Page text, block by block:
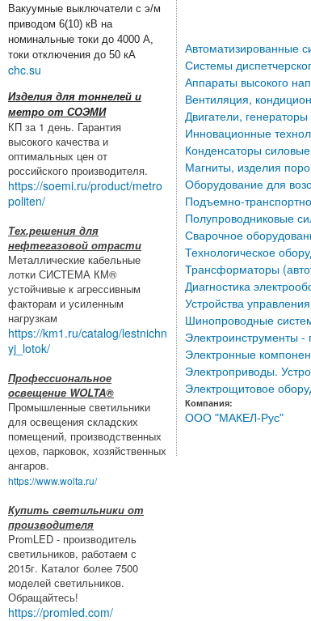
Вакуумные выключатели с э/м
приводом 6(10) кВ на
номинальные токи до 4000 А,
токи отключения до 50 кА
chc.su
Изделия для тоннелей и
метро от СОЭМИ
КП за 1 день. Гарантия
высокого качества и
оптимальных цен от
российского производителя.
https://soemi.ru/product/metro
politen/
Тех.решения для
нефтегазовой отрасти
Металлические кабельные
лотки СИСТЕМА КМ®
устойчивые к агрессивным
факторам и усиленным
нагрузкам
https://km1.ru/catalog/lestnichn
yj_lotok/
Профессиональное
освещение WOLTA®
Промышленные светильники
для освещения складских
помещений, производственных
цехов, парковок, хозяйственных
ангаров.
https://www.wolta.ru/
Купить светильники от
производителя
PromLED - производитель
светильников, работаем с
2015г. Каталог более 7500
моделей светильников.
Обращайтесь!
https://promled.com/
Автоматизированные
Системы
Аппараты высокого
Вентиляция,
Двигатели,
Инновационные
Конденсаторы
Магниты, изделия
Оборудование для
Подъемно-
Полупроводниковые
Сварочное
Технологическое
Трансформаторы
Диагностика
Устройства
Шинопроводные
Электроинструменты
Электронные
Электроприводы.
Электрощитовое
Компания:
ООО "МАКЕЛ-Рус"